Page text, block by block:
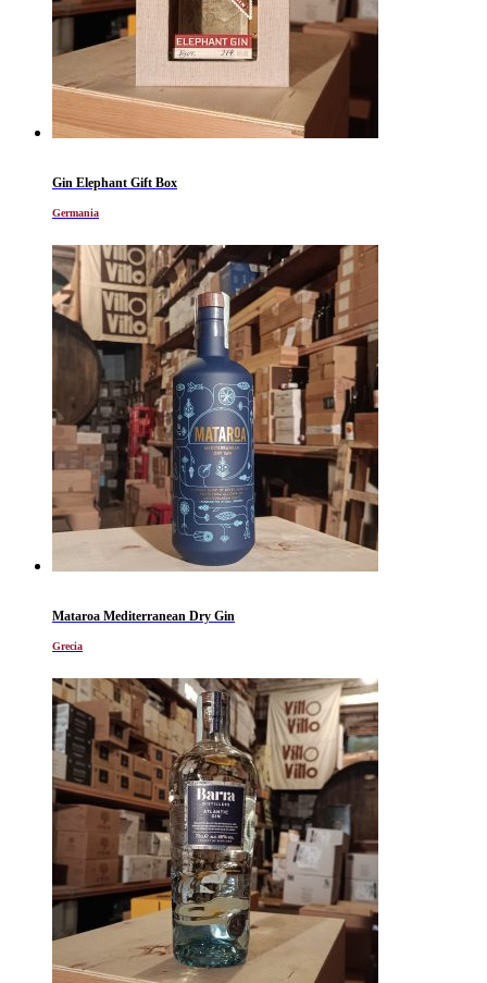
Gin Elephant Gift Box
Germania
Mataroa Mediterranean Dry Gin
Grecia